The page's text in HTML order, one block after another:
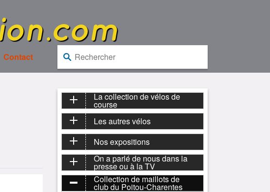
Contact
Rechercher :
La collection de vélos de
course
Les autres vélos
Nos expositions
On a parlé de nous dans la
presse ou à la TV
Collection de maillots de
club du Poitou-Charentes